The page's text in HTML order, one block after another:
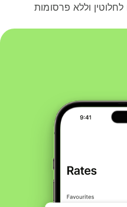
וללא פרסומות